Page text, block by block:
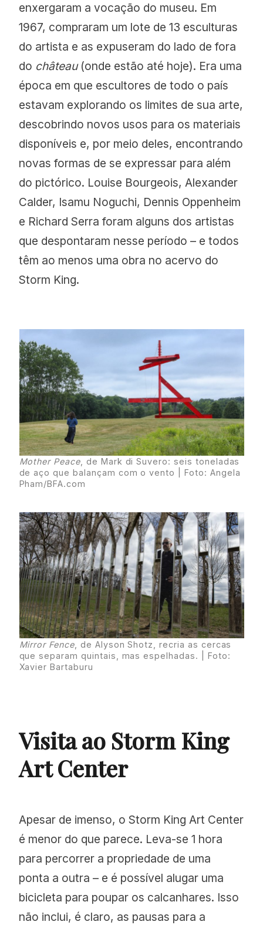
enxergaram a vocação do museu. Em
1967, compraram um lote de 13 esculturas
do artista e as expuseram do lado de fora
do château(onde estão até hoje). Era uma
época em que escultores de todo o país
estavam explorando os limites de sua arte,
descobrindo novos usos para os materiais
disponíveis e, por meio deles, encontrando
novas formas de se expressar para além
do pictórico. Louise Bourgeois, Alexander
Calder, Isamu Noguchi, Dennis Oppenheim
e Richard Serra foram alguns dos artistas
que despontaram nesse período – e todos
têm ao menos uma obra no acervo do
Storm King.
Mother Peace, de Mark di Suvero: seis toneladas
de aço que balançam com o vento | Foto: Angela
Pham/BFA.com
Mirror Fence, de Alyson Shotz, recria as cercas
que separam quintais, mas espelhadas. | Foto:
Xavier Bartaburu
Visita ao Storm King
Art Center
Apesar de imenso, o Storm King Art Center
é menor do que parece. Leva-se 1 hora
para percorrer a propriedade de uma
ponta a outra – e é possível alugar uma
bicicleta para poupar os calcanhares. Isso
não inclui, é claro, as pausas para a